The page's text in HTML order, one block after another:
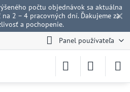
✕
počtu objednávok sa aktuálna
2 – 4 pracovných dní. Ďakujeme za
a pochopenie.
Panel používateľa